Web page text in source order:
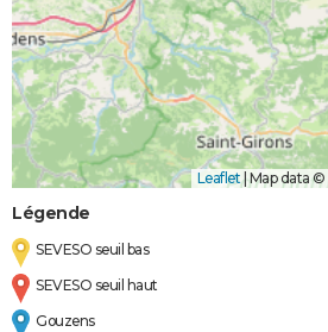
Leaflet|Map data ©
Légende
SEVESO seuil bas
SEVESO seuil haut
Gouzens